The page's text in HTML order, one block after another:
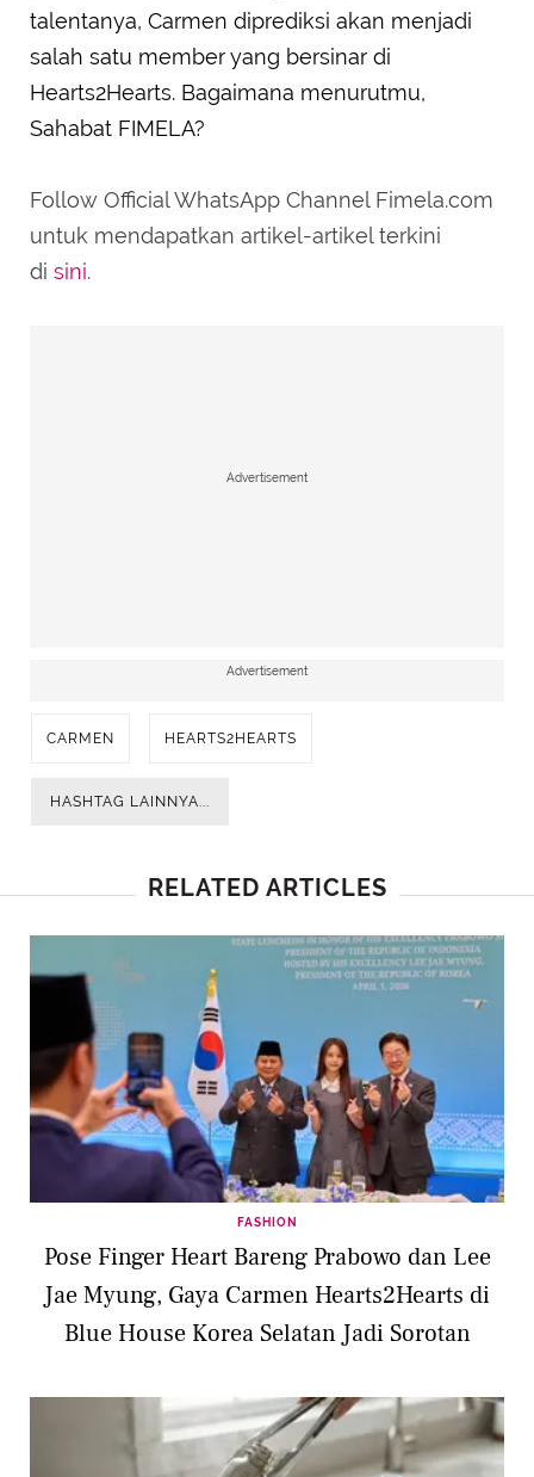
talentanya, Carmen diprediksi akan menjadi
salah satu member yang bersinar di
Hearts2Hearts. Bagaimana menurutmu,
Sahabat FIMELA?
Follow Official WhatsApp Channel Fimela.com
untuk mendapatkan artikel-artikel terkini
di sini.
Advertisement
Advertisement
CARMEN HEARTS2HEARTS
HASHTAG LAINNYA...
RELATED ARTICLES
FASHION
Pose Finger Heart Bareng Prabowo dan Lee
Jae Myung, Gaya Carmen Hearts2Hearts di
Blue House Korea Selatan Jadi Sorotan